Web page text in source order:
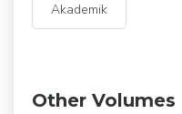
Akademik
Other Volumes